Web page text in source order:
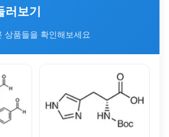
러보기
상품들을 확인해보세요